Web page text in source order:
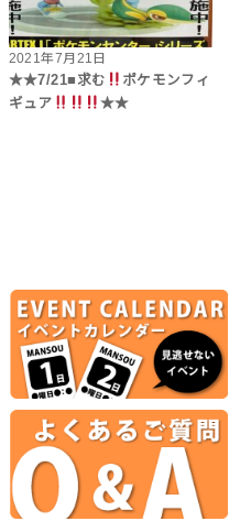
2021年7月21日
★★7/21■求む
ポケモンフィ
ギュア
★★